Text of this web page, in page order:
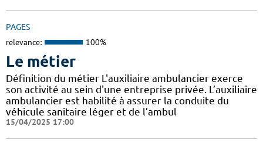
PAGES
relevance: 100%
Le métier
Définition du métier L'auxiliaire ambulancier exerce
son activité au sein d'une entreprise privée. L’auxiliaire
ambulancier est habilité à assurer la conduite du
véhicule sanitaire léger et de l’ambul
15/04/2025 17:00